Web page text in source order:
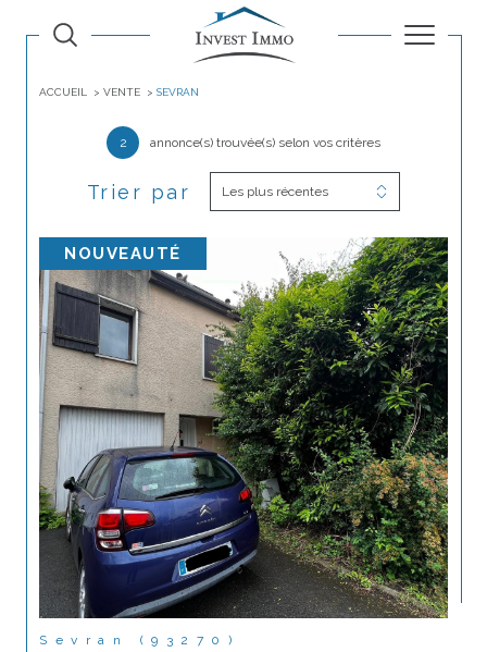
ACCUEIL VENTE SEVRAN
2 annonce(s) trouvée(s) selon vos critères
Trier par Les plus récentes
NOUVEAUTÉ
Sevran (93270)